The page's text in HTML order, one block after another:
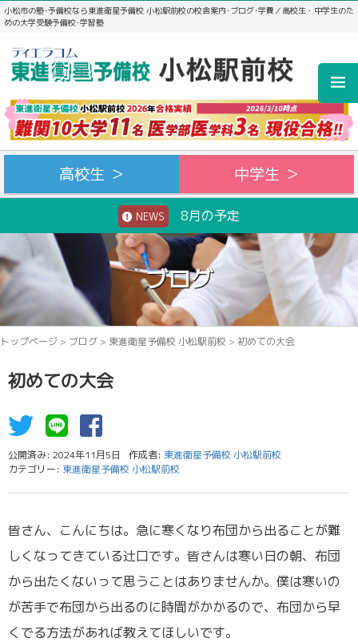
小松市の塾･予備校なら東進衛星予備校 小松駅前校の校舎案内･ブログ･学費／高校生・中学生のた
めの大学受験予備校･学習塾
高校生 ＞ 中学生 ＞
NEWS 8月の予定
ブログ
トップページ > ブログ > 東進衛星予備校 小松駅前校 > 初めての大会
初めての大会
公開済み: 2024年11月5日 作成者: 東進衛星予備校 小松駅前校
カテゴリー: 東進衛星予備校 小松駅前校
皆さん、こんにちは。急に寒くなり布団から出ることが難
しくなってきている辻口です。皆さんは寒い日の朝、布団
から出たくないって思うことはありませんか。僕は寒いの
が苦手で布団から出るのに時間がかかるので、布団から早
くでる方法があれば教えてほしいです。